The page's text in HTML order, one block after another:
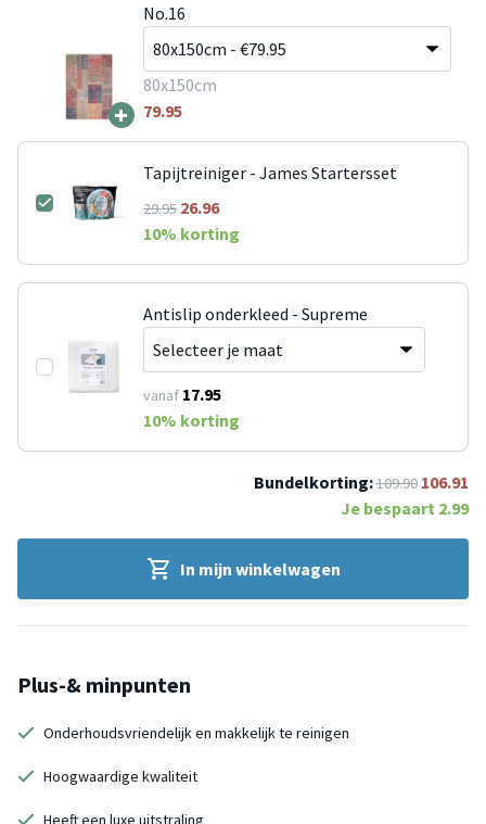
+
No.16
80x150cm
79.95
Tapijtreiniger - James Startersset
29.9526.96
10% korting
Antislip onderkleed - Supreme
vanaf 17.95
10% korting
Bundelkorting:109.90 106.91
Je bespaart 2.99
In mijn winkelwagen
Plus-& minpunten
Onderhoudsvriendelijk en makkelijk te reinigen
Hoogwaardige kwaliteit
Heeft een luxe uitstraling